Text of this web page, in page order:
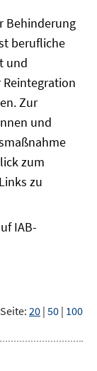
Behinderung
berufliche
und
Zur
und
zum
zu
IAB-
20 | 50 | 100